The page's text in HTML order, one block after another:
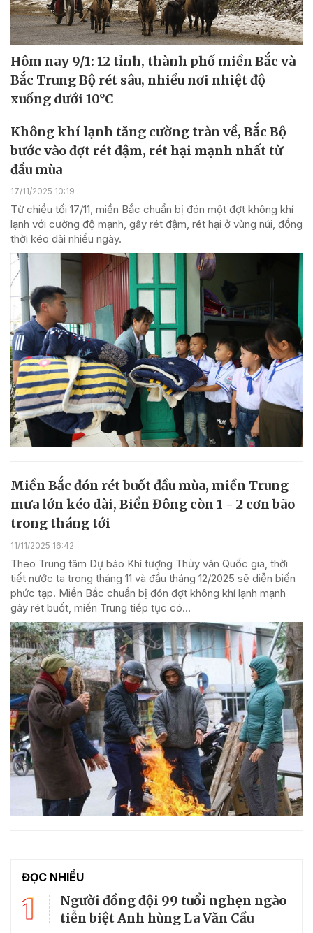
Hôm nay 9/1: 12 tỉnh, thành phố miền Bắc và
Bắc Trung Bộ rét sâu, nhiều nơi nhiệt độ
xuống dưới 10°C
Không khí lạnh tăng cường tràn về, Bắc Bộ
bước vào đợt rét đậm, rét hại mạnh nhất từ
đầu mùa
17/11/2025 10:19
Từ chiều tối 17/11, miền Bắc chuẩn bị đón một đợt không khí
lạnh với cường độ mạnh, gây rét đậm, rét hại ở vùng núi, đồng
thời kéo dài nhiều ngày.
Miền Bắc đón rét buốt đầu mùa, miền Trung
mưa lớn kéo dài, Biển Đông còn 1 - 2 cơn bão
trong tháng tới
11/11/2025 16:42
Theo Trung tâm Dự báo Khí tượng Thủy văn Quốc gia, thời
tiết nước ta trong tháng 11 và đầu tháng 12/2025 sẽ diễn biến
phức tạp. Miền Bắc chuẩn bị đón đợt không khí lạnh mạnh
gây rét buốt, miền Trung tiếp tục có...
ĐỌC NHIỀU
1
Người đồng đội 99 tuổi nghẹn ngào
tiễn biệt Anh hùng La Văn Cầu